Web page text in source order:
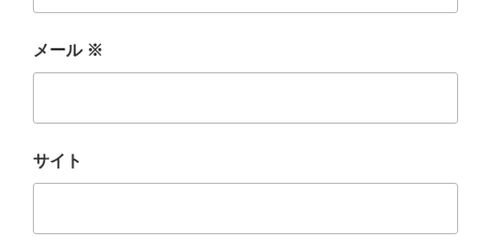
メール ※
サイト